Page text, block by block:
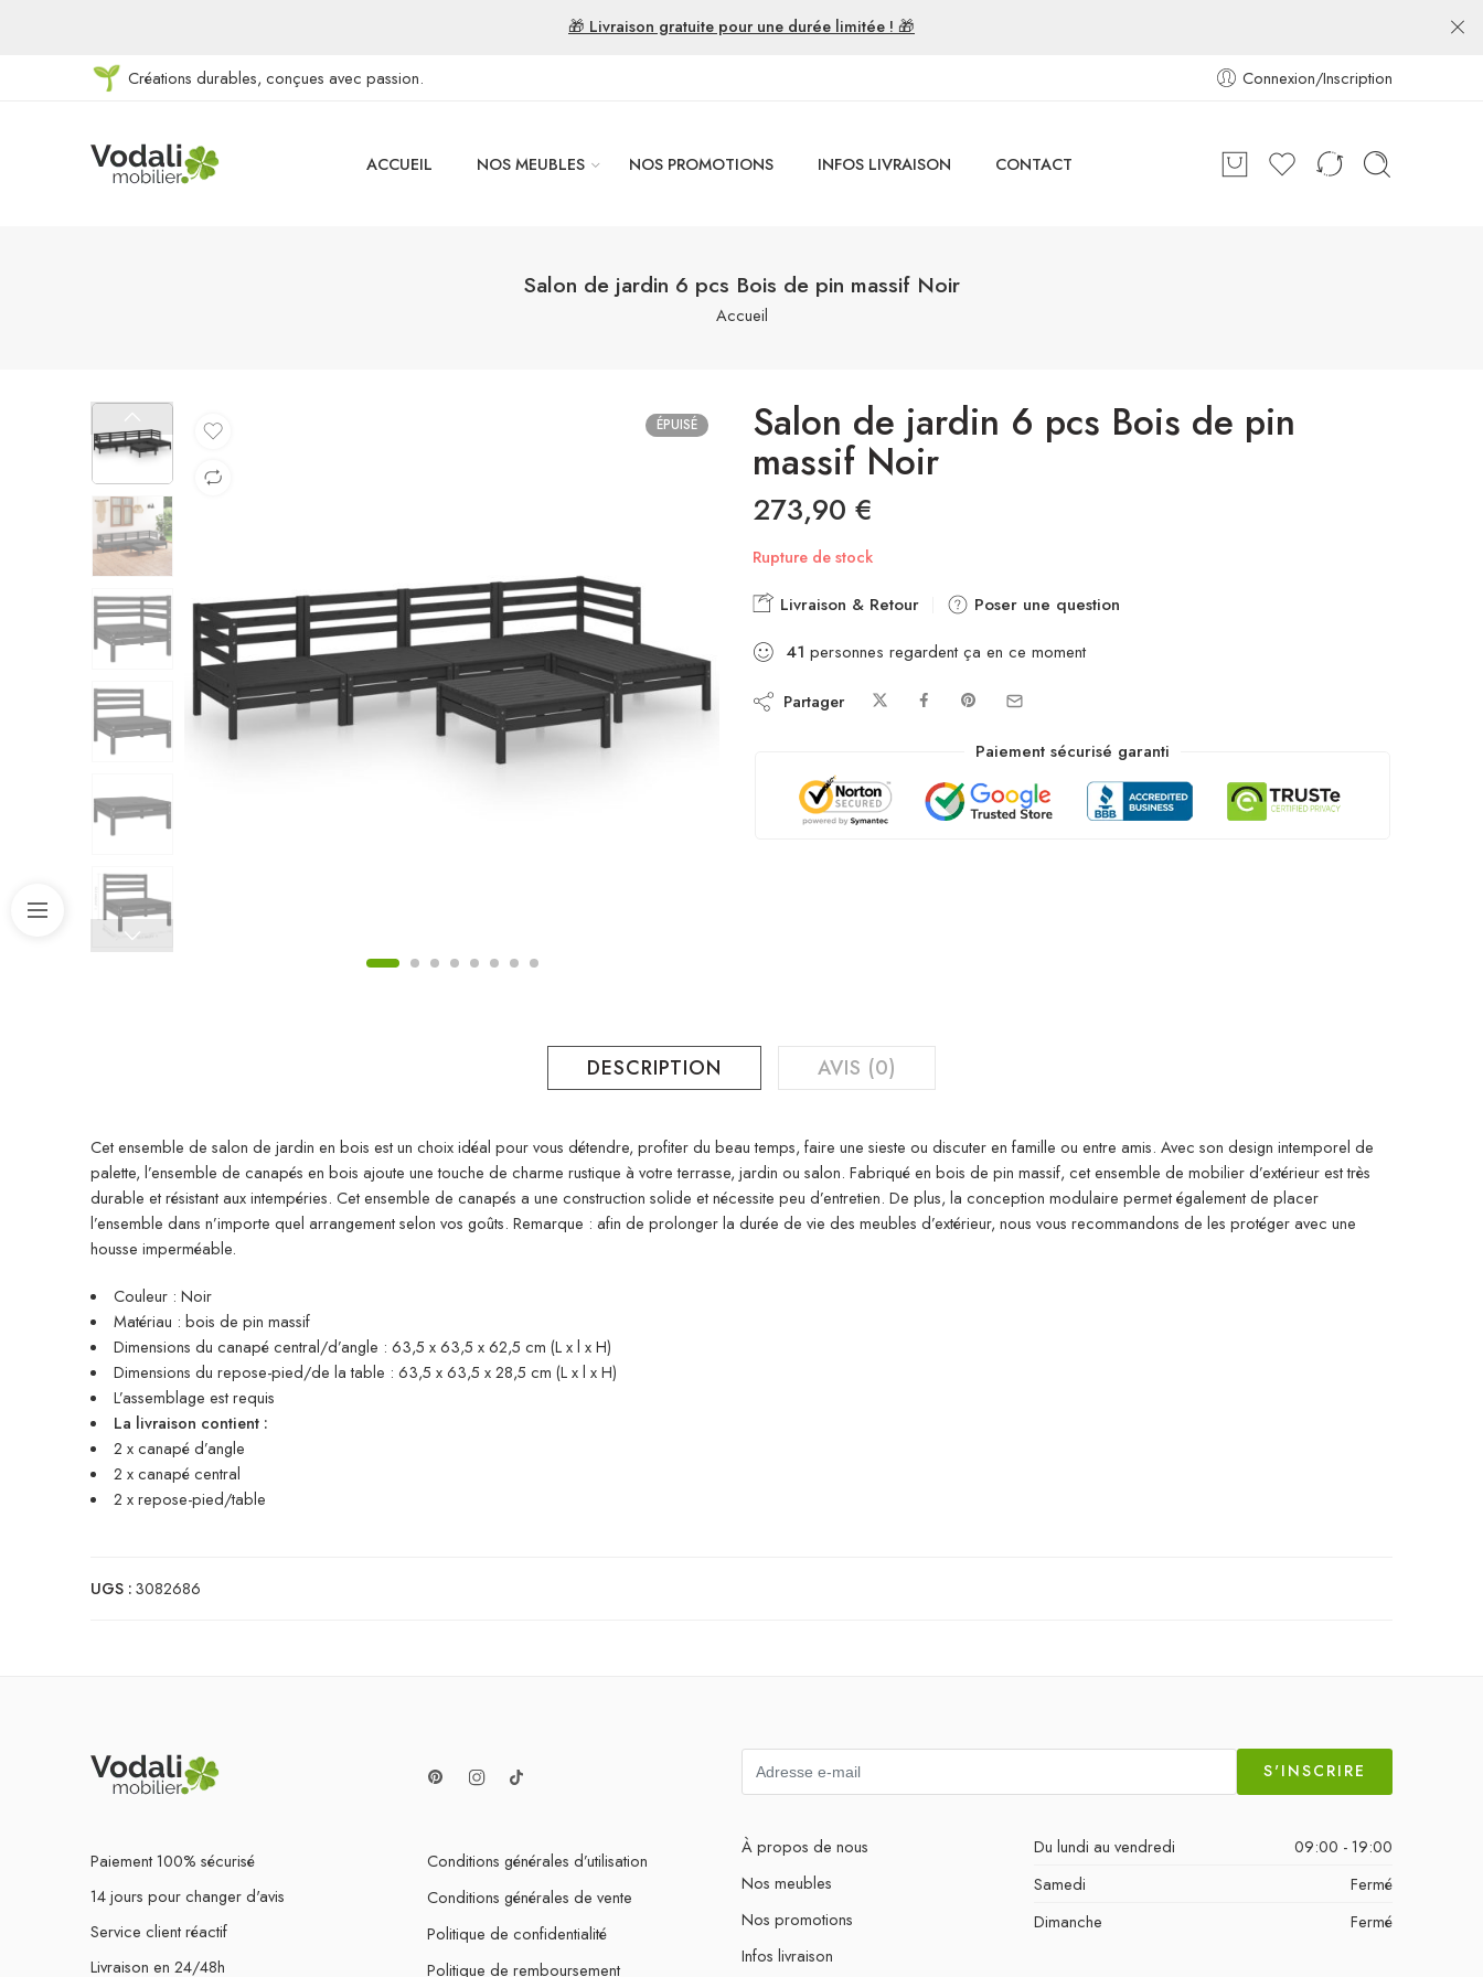
🎁 Livraison gratuite pour une durée limitée ! 🎁
Créations durables, conçues avec passion. Connexion/Inscription
ACCUEIL NOS MEUBLES NOS PROMOTIONS INFOS LIVRAISON CONTACT
Salon de jardin 6 pcs Bois de pin massif Noir
Accueil
ÉPUISÉ Salon de jardin 6 pcs Bois de pin
massif Noir
273,90 €
Rupture de stock
Livraison & Retour
Poser une question
41 personnes regardent ça en ce moment
Partager
Paiement sécurisé garanti
DESCRIPTION AVIS (0)
Cet ensemble de salon de jardin en bois est un choix idéal pour vous détendre, profiter du beau temps, faire une sieste ou discuter en famille ou entre amis. Avec son design intemporel de
palette, l’ensemble de canapés en bois ajoute une touche de charme rustique à votre terrasse, jardin ou salon. Fabriqué en bois de pin massif, cet ensemble de mobilier d’extérieur est très
durable et résistant aux intempéries. Cet ensemble de canapés a une construction solide et nécessite peu d’entretien. De plus, la conception modulaire permet également de placer
l’ensemble dans n’importe quel arrangement selon vos goûts. Remarque : afin de prolonger la durée de vie des meubles d’extérieur, nous vous recommandons de les protéger avec une
housse imperméable.
Couleur : Noir
Matériau : bois de pin massif
Dimensions du canapé central/d’angle : 63,5 x 63,5 x 62,5 cm (L x l x H)
Dimensions du repose-pied/de la table : 63,5 x 63,5 x 28,5 cm (L x l x H)
L’assemblage est requis
La livraison contient :
2 x canapé d’angle
2 x canapé central
2 x repose-pied/table
UGS :3082686
Paiement 100% sécurisé
14 jours pour changer d'avis
Service client réactif
Livraison en 24/48h
Conditions générales d’utilisation
Conditions générales de vente
Politique de confidentialité
Politique de remboursement
S'INSCRIRE
À propos de nous
Nos meubles
Nos promotions
Infos livraison
Du lundi au vendredi
09:00 - 19:00
Samedi
Fermé
Dimanche
Fermé